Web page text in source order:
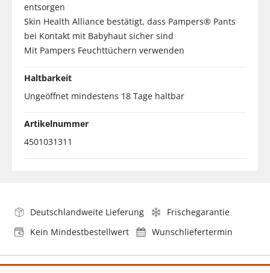
entsorgen
Skin Health Alliance bestätigt, dass Pampers® Pants
bei Kontakt mit Babyhaut sicher sind
Mit Pampers Feuchttüchern verwenden
Haltbarkeit
Ungeöffnet mindestens 18 Tage haltbar
Artikelnummer
4501031311
Deutschlandweite Lieferung
Frischegarantie
Kein Mindestbestellwert
Wunschliefertermin